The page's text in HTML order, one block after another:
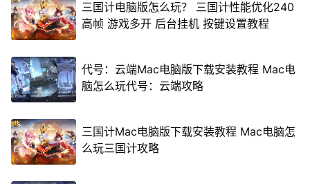
三国计电脑版怎么玩？ 三国计性能优化240
高帧 游戏多开 后台挂机 按键设置教程
代号：云端Mac电脑版下载安装教程 Mac电
脑怎么玩代号：云端攻略
三国计Mac电脑版下载安装教程 Mac电脑怎
么玩三国计攻略